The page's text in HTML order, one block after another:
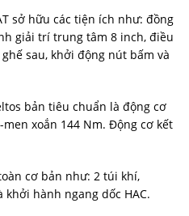
sở hữu các tiện ích như: đồng
giải trí trung tâm 8 inch, điều
sau, khởi động nút bấm và
bản tiêu chuẩn là động cơ
men xoắn 144 Nm. Động cơ kết
cơ bản như: 2 túi khí,
khởi hành ngang dốc HAC.